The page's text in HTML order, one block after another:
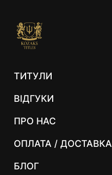
ТИТУЛИ
ВІДГУКИ
ПРО НАС
ОПЛАТА / ДОСТАВКА
БЛОГ